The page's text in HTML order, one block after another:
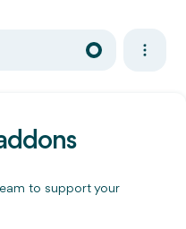
to support your